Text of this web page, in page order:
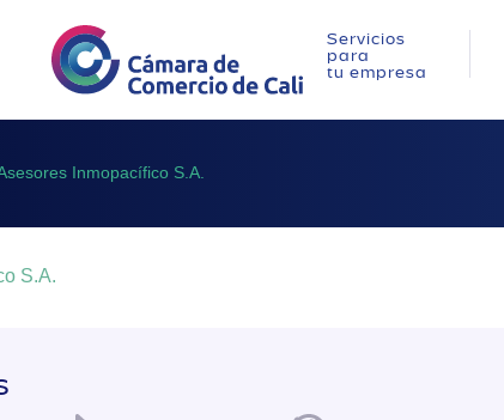
Servicios
para
tu empresa
Inmopacífico S.A.
S.A.